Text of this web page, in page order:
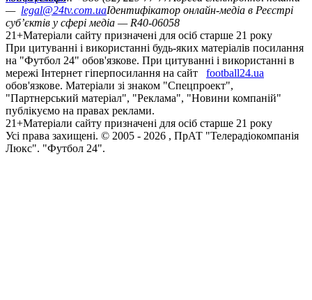
— legal@24tv.com.uaІдентифікатор онлайн-медіа в Реєстрі
суб’єктів у сфері медіа — R40-06058
21+Матеріали сайту призначені для осіб старше 21 року
При цитуванні і використанні будь-яких матеріалів посилання
на "Футбол 24" обов'язкове. При цитуванні і використанні в
мережі Інтернет гіперпосилання на сайт
football24.ua
обов'язкове. Матеріали зі знаком "Спецпроект",
"Партнерський матеріал", "Реклама", "Новини компаній"
публікуємо на правах реклами.
21+Матеріали сайту призначені для осіб старше 21 року
Усi права захищенi. © 2005 - 2026 , ПрАТ "Телерадіокомпанія
Люкс". "Футбол 24".